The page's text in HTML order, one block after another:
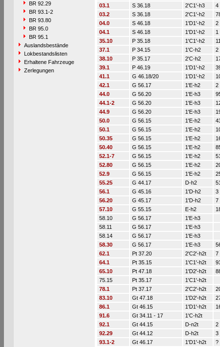
BR 92.29
BR 93.1-2
BR 93.80
BR 95.0
BR 95.1
Auslandsbestände
Lokbestandslisten
Erhaltene Fahrzeuge
Zerlegungen
03.1
S 36.18 2'C1'-h3
4
03.2
S 36.18 2'C1'-h2
04.0
S 46.18 1'D1'-h2
2
04.1
S 46.18 1'D1'-h2
1
35.10
P 35.18 1'C1'-h2
37.1
P 34.15 1'C-h2
2
38.10
P 35.17 2'C-h2
39.1
P 46.19 1'D1'-h2
41.1
G 46.18/20 1'D1'-h2
42.1
G 56.17 1'E-h2
2
44.0
G 56.20 1'E-h3
44.1-2
G 56.20 1'E-h3
44.9
G 56.20 1'E-h3
50.0
G 56.15 1'E-h2
50.1
G 56.15 1'E-h2
50.35
G 56.15 1'E-h2
50.40
G 56.15 1'E-h2
52.1-7
G 56.15 1'E-h2
52.80
G 56.15 1'E-h2
52.9
G 56.15 1'E-h2
55.25
G 44.17 D-h2
56.1
G 45.16 1'D-h2
3
56.20
G 45.17 1'D-h2
7
57.10
G 55.15 E-h2
58.10
G 56.17
1'E-h3
58.11
G 56.17
1'E-h3
58.14
G 56.17
1'E-h3
58.30
G 56.17 1'E-h3
62.1
Pt 37.20 2'C2'-h2t
7
64.1
Pt 35.15 1'C1'-h2t
65.10
Pt 47.18 1'D2'-h2t
75.15
Pt 35.17
1'C1'-h2t
78.1
Pt 37.17 2'C2'-h2t
83.10
Gt 47.18 1'D2'-h2t
86.1
Gt 46.15 1'D1'-h2t
91.6
Gt 34.11 - 17
1'C-h2t
92.1
Gt 44.15 D-n2t
2
92.29
Gt 44.12 D-h2t
3
93.1-2
Gt 46.17 1'D1'-h2t
?